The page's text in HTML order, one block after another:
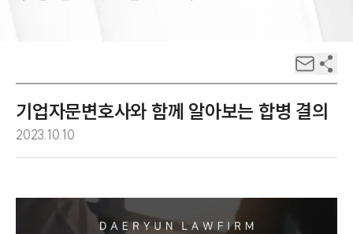
기업자문변호사와 함께 알아보는 합병 결의
2023.10.10